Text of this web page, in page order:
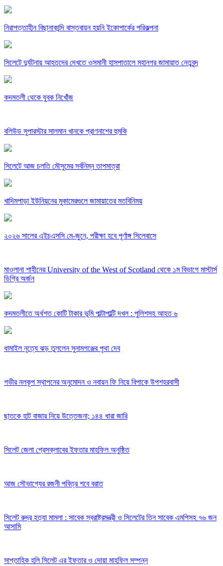
নিরাপত্তাহীন বিছানাকান্দি বাস্তবায়ন হয়নি ইকোপার্কের পরিকল্পনা
সিলেটে দুর্ঘটনায় আহতদের দেখতে ওসমানী হাসপাতালে মহানগর জামায়াত নেতৃবৃন্দ
কদমতলী থেকে যুবক নিখোঁজ
বলিউড সুপারস্টার সালমান খানকে প্রাণনাশের হুমকি
সিলেটে আজ চলতি মৌসুমের সর্বনিম্ন তাপমাত্রা
খাদিমপাড়া ইউনিয়নের মুকামেরগুলে জামায়াতের মতবিনিময়
২০২৬ সালের এইচএসসি মে-জুনে, পরীক্ষা হবে পূর্ণাঙ্গ সিলেবাসে
মাওলানা শাহীনের University of the West of Scotland থেকে ১ম বিভাগে মাস্টার্স
ডিগ্রি অর্জন
কদমতলীতে অর্ধশত কোটি টাকার ভূমি পাল্টাপাল্টি দখল : পুলিশসহ আহত ৬
ধামাইল নৃত্যে ঝড় তুললেন সুনামগঞ্জের পৃথা দেব
গভীর নলকূপ স্থাপনের অনুমোদন ও নবায়ন ফি নিয়ে বিপাকে উপশহরবাসী
ছাতকে হাট বাজার নিয়ে উত্তেজনা; ১৪৪ ধারা জারি
সিলেট জেলা প্রেসক্লাবের ইফতার মাহফিল অনুষ্ঠিত
আজ সৌভাগ্যের রজনী পবিত্র শবে বরাত
সিলেট রুদ্র হত্যা মামলা : সাবেক স্বরাষ্ট্রমন্ত্রী ও সিলেটের তিন সাবেক এমপিসহ ৭৬ জন
আসামি
সাপ্তাহিক হলি সিলেট এর ইফতার ও দোয়া মাহফিল সম্পন্ন